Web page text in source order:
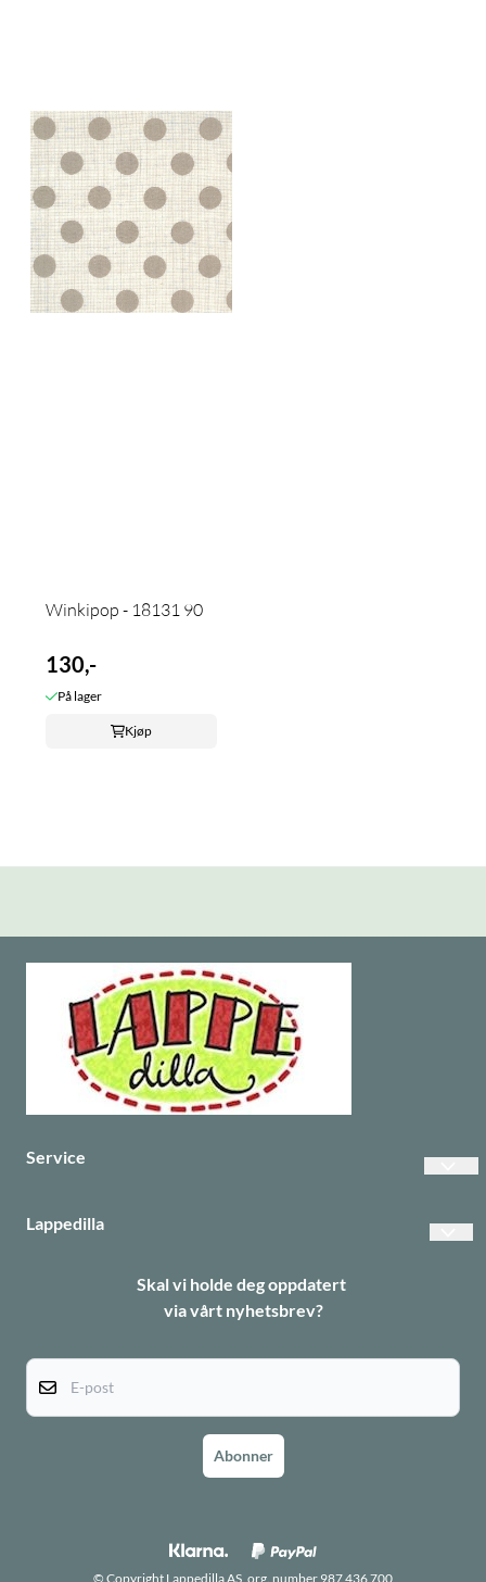
Winkipop - 18131 90
130,-
På lager
Kjøp
Service
Informasjonskapsler
Lappedilla
Skal vi holde deg oppdatert
via vårt nyhetsbrev?
Abonner
© Copyright Lappedilla AS, org. number 987 436 700